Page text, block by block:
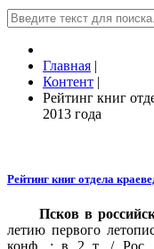
Главная |
Контент |
Рейтинг книг
2013 года
Рейтинг книг отдела
Псков в
летию первого